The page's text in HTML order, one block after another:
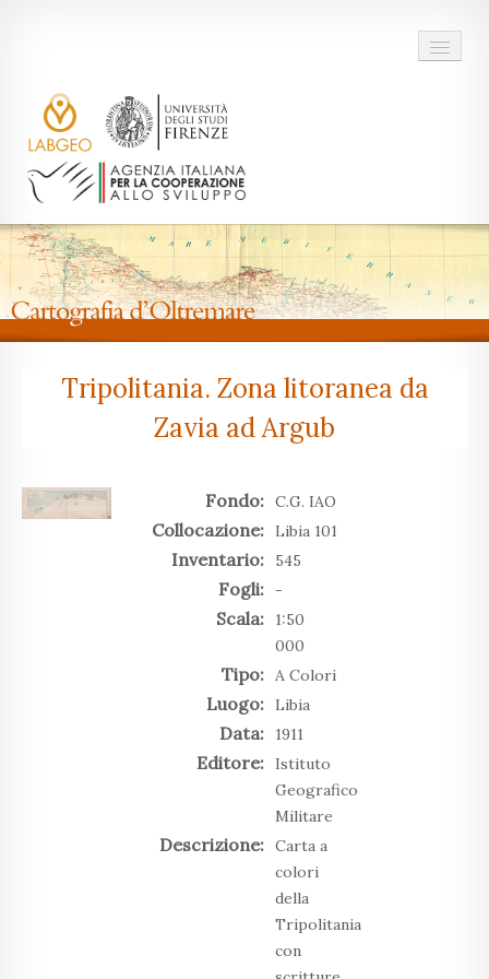
Home
Il Progetto
Tripolitania. Zona litoranea da
Zavia ad Argub
Fondo: C.G. IAO
Collocazione: Libia 101
Inventario: 545
Fogli: -
Scala:
1:50
000
Tipo: A Colori
Luogo: Libia
Data: 1911
Editore: Istituto
Geografico
Militare
Descrizione: Carta a
colori
della
Tripolitania
con